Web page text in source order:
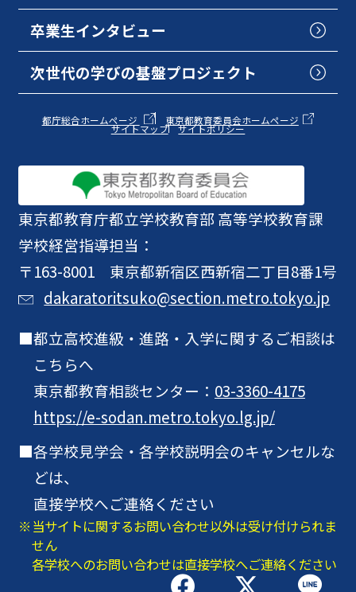
東京都教育庁都立学校教育部 高等学校教育課
学校経営指導担当：
〒163-8001 東京都新宿区西新宿二丁目8番1号
dakaratoritsuko@section.metro.tokyo.jp
都立高校進級・進路・入学に関するご相談は
こちらへ
東京都教育相談センター： 03-3360-4175
https://e-sodan.metro.tokyo.lg.jp/
各学校見学会・各学校説明会のキャンセルな
どは、
直接学校へご連絡ください
当サイトに関するお問い合わせ以外は受け付けられま
せん
各学校へのお問い合わせは直接学校へご連絡ください
卒業生インタビュー
次世代の学びの基盤プロジェクト
都庁総合ホームページ 東京都教育委員会ホームページ
サイトマップ サイトポリシー